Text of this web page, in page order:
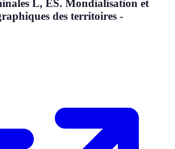
L, ES. Mondialisation et
des territoires -